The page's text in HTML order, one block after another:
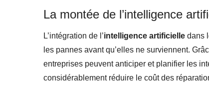
La montée de l’intelligence
L’intégration de l’intelligence artificielle dans
les pannes avant qu’elles ne surviennent.
entreprises peuvent anticiper et planifier les
considérablement réduire le coût des